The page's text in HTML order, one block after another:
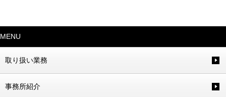
MENU
取り扱い業務
事務所紹介